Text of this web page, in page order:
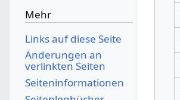
Mehr
Links auf diese Seite
Änderungen an
verlinkten Seiten
Seiten­­informationen